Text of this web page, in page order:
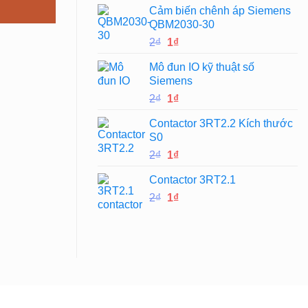
là:
2₫.
tại
là:
1₫.
Cảm biến chênh áp Siemens
QBM2030-30
2₫ Giá
là:
2₫.
1₫Giá
tại
là:
1₫.
Mô đun IO kỹ thuật số
Siemens
2₫ Giá
là:
1₫Giá
tại
1₫.
Contactor 3RT2.2 Kích thước
S0
2₫ Giá
là:
2₫.
1₫Giá
tại
là:
Contactor 3RT2.1
2₫ Giá
1₫Giá